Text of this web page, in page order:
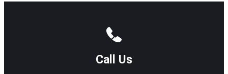
Call Us